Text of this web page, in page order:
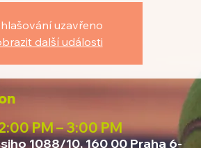
uzavřeno
další události
PM – 3:00 PM
1088/10, 160 00 Praha 6-